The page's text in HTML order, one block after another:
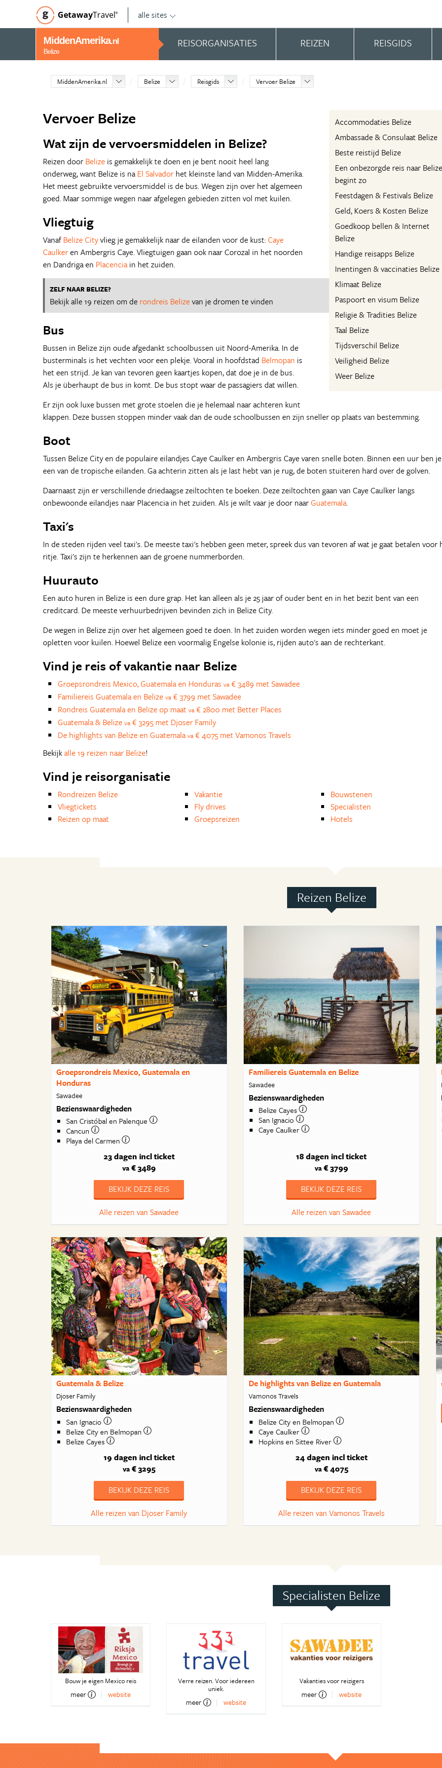
GetawayTravel© alle sites
MiddenAmerika.nl
Belize
REISORGANISATIES REIZEN REISGIDS
MiddenAmerika.nl Belize Reisgids Vervoer Belize
Accommodaties Belize
Ambassade & Consulaat Belize
Beste reistijd Belize
Een onbezorgde reis naar Belize
begint zo
Feestdagen & Festivals Belize
Geld, Koers & Kosten Belize
Goedkoop bellen & Internet
Belize
Handige reisapps Belize
Inentingen & vaccinaties Belize
Klimaat Belize
Paspoort en visum Belize
Religie & Tradities Belize
Taal Belize
Tijdsverschil Belize
Veiligheid Belize
Weer Belize
Vervoer Belize
Wat zijn de vervoersmiddelen in Belize?
Reizen door Belize is gemakkelijk te doen en je bent nooit heel lang
onderweg, want Belize is na El Salvador het kleinste land van Midden-Amerika.
Het meest gebruikte vervoersmiddel is de bus. Wegen zijn over het algemeen
goed. Maar sommige wegen naar afgelegen gebieden zitten vol met kuilen.
Vliegtuig
VanafBelize Cityvlieg je gemakkelijk naar de eilanden voor de kust:Caye
Caulkeren Ambergris Caye. Vliegtuigen gaan ook naar Corozal in het noorden
en Dandriga en Placencia in het zuiden.
ZELF NAAR BELIZE?
Bekijk alle 19 reizen om de rondreis Belizevan je dromen te vinden
Bus
Bussen in Belize zijn oude afgedankt schoolbussen uit Noord-Amerika. In de
busterminals is het vechten voor een plekje. Vooral in hoofdstad Belmopan is
het een strijd. Je kan van tevoren geen kaartjes kopen, dat doe je in de bus.
Als je überhaupt de bus in komt. De bus stopt waar de passagiers dat willen.
Er zijn ook luxe bussen met grote stoelen die je helemaal naar achteren kunt
klappen. Deze bussen stoppen minder vaak dan de oude schoolbussen en zijn sneller op plaats van bestemming.
Boot
Tussen Belize City en de populaire eilandjes Caye Caulker en Ambergris Caye varen snelle boten. Binnen een uur ben
een van de tropische eilanden. Ga achterin zitten als je last hebt van je rug, de boten stuiteren hard over de golven.
Daarnaast zijn er verschillende driedaagse zeiltochten te boeken. Deze zeiltochten gaan van Caye Caulker langs
onbewoonde eilandjes naar Placencia in het zuiden. Als je wilt vaar je door naarGuatemala.
Taxi's
In de steden rijden veel taxi's. De meeste taxi's hebben geen meter, spreek dus van tevoren af wat je gaat betalen voor
ritje. Taxi's zijn te herkennen aan de groene nummerborden.
Huurauto
Een auto huren in Belize is een dure grap. Het kan alleen als je 25 jaar of ouder bent en in het bezit bent van een
creditcard. De meeste verhuurbedrijven bevinden zich in Belize City.
De wegen in Belize zijn over het algemeen goed te doen. In het zuiden worden wegen iets minder goed en moet je
opletten voor kuilen. Hoewel Belize een voormalig Engelse kolonie is, rijden auto's aan de rechterkant.
Vind je reis of vakantie naar Belize
Groepsrondreis Mexico, Guatemala en Honduras va € 3489 met Sawadee
Familiereis Guatemala en Belize va € 3799 met Sawadee
Rondreis Guatemala en Belize op maat va € 2800 met Better Places
Guatemala & Belize va € 3295 met Djoser Family
De highlights van Belize en Guatemala va € 4075 met Vamonos Travels
Bekijkalle 19 reizen naar Belize!
Vind je reisorganisatie
Rondreizen Belize
Vliegtickets
Reizen op maat
Vakantie
Fly drives
Groepsreizen
Bouwstenen
Specialisten
Hotels
Reizen Belize
Groepsrondreis Mexico, Guatemala en
Honduras
Sawadee
Bezienswaardigheden
San Cristóbal en Palenque
Cancun
Playa del Carmen
23 dagen incl ticket
va€ 3489
BEKIJK DEZE REIS
Alle reizen van Sawadee
Familiereis Guatemala en Belize
Sawadee
Bezienswaardigheden
Belize Cayes
San Ignacio
Caye Caulker
18 dagen incl ticket
va€ 3799
BEKIJK DEZE REIS
Alle reizen van Sawadee
Guatemala & Belize
Djoser Family
Bezienswaardigheden
San Ignacio
Belize City en Belmopan
Belize Cayes
19 dagen incl ticket
va€ 3295
BEKIJK DEZE REIS
Alle reizen van Djoser Family
De highlights van Belize en Guatemala
Vamonos Travels
Bezienswaardigheden
Belize City en Belmopan
Caye Caulker
Hopkins en Sittee River
24 dagen incl ticket
va€ 4075
BEKIJK DEZE REIS
Alle reizen van Vamonos Travels
Specialisten Belize
Bouw je eigen Mexico reis
meer website
Verre reizen. Voor iedereen
uniek.
meer website
Vakanties voor reizigers
meer website